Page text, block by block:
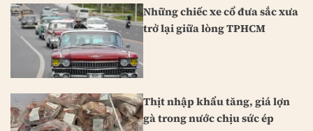
Những chiếc xe cổ đưa sắc xưa
trở lại giữa lòng TPHCM
Thịt nhập khẩu tăng, giá lợn
gà trong nước chịu sức ép